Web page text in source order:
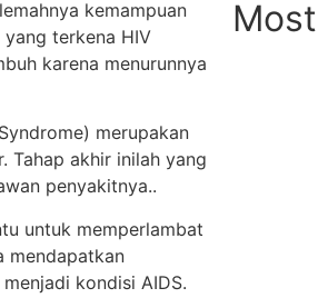
kemampuan
terkena HIV
karena menurunnya
merupakan
Tahap akhir inilah yang
penyakitnya..
untuk memperlambat
mendapatkan
kondisi AIDS.